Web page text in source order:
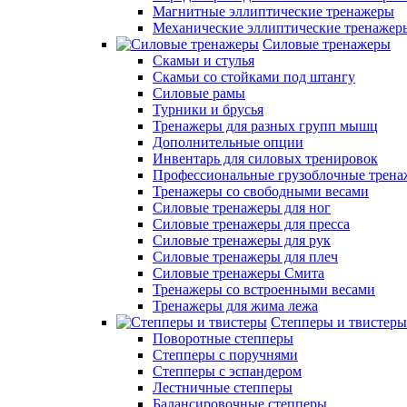
Магнитные эллиптические тренажеры
Механические эллиптические
Силовые тренажеры
Скамьи и стулья
Скамьи со стойками под штангу
Силовые рамы
Турники и брусья
Тренажеры для разных групп мышц
Дополнительные опции
Инвентарь для силовых тренировок
Профессиональные грузоблочные
Тренажеры со свободными весами
Силовые тренажеры для ног
Силовые тренажеры для пресса
Силовые тренажеры для рук
Силовые тренажеры для плеч
Силовые тренажеры Смита
Тренажеры со встроенными весами
Тренажеры для жима лежа
Степперы и твистеры
Поворотные степперы
Степперы с поручнями
Степперы с эспандером
Лестничные степперы
Балансировочные степперы